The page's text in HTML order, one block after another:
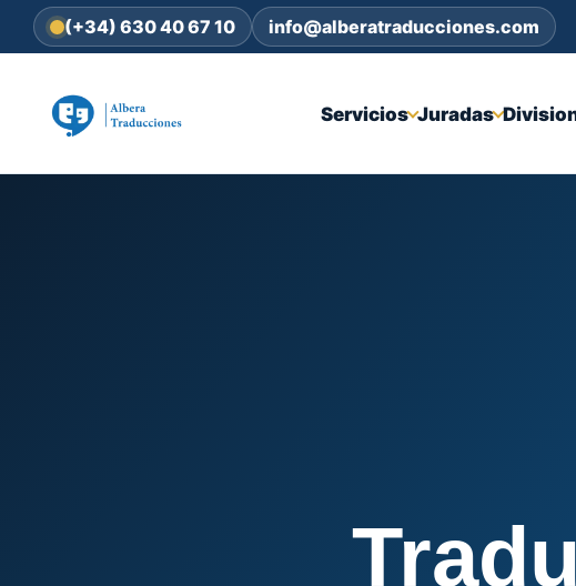
(+34) 630 40 67 10 info@alberatraducciones.com
Servicios Juradas